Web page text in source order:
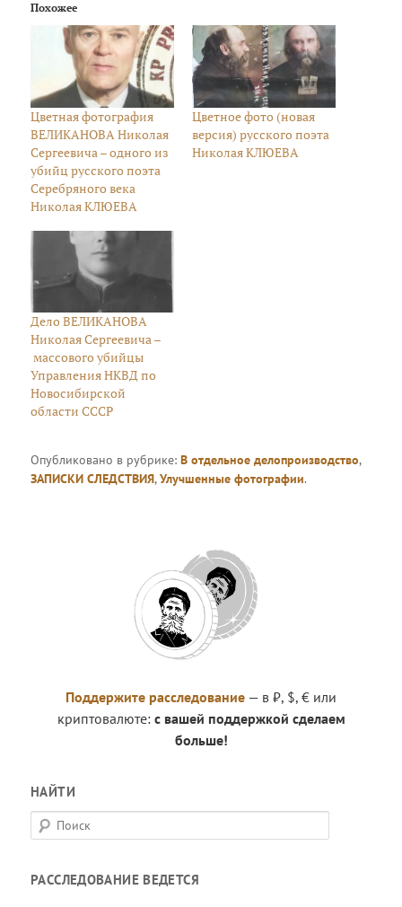
Похожее
Цветная фотография
ВЕЛИКАНОВА Николая
Сергеевича – одного из
убийц русского поэта
Серебряного века
Николая КЛЮЕВА
Цветное фото (новая
версия) русского поэта
Николая КЛЮЕВА
Дело ВЕЛИКАНОВА
Николая Сергеевича –
массового убийцы
Управления НКВД по
Новосибирской
области СССР
Опубликовано в рубрике:В отдельное делопроизводство,
ЗАПИСКИ СЛЕДСТВИЯ,Улучшенные фотографии.
Поддержите расследование — в ₽, $, € или
криптовалюте: с вашей поддержкой сделаем
больше!
НАЙТИ
П
о
с
РАССЛЕДОВАНИЕ ВЕДЕТСЯ